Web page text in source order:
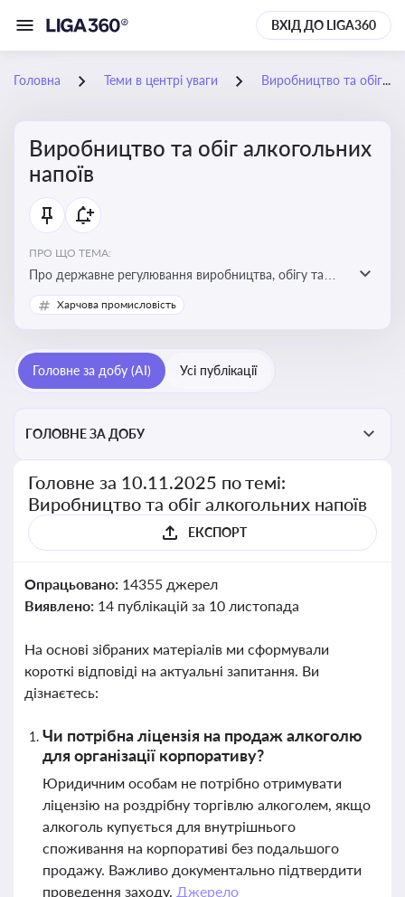
ВХІД ДО LIGA360
Головна Теми в центрі уваги Виробництво та обіг алкогольних напоїв
Виробництво та обіг алкогольних
напоїв
ПРО ЩО ТЕМА:
Про державне регулювання виробництва, обігу та
оподаткування алкогольної продукції, про
ліцензування та правові ризики
Харчова промисловість
Головне за добу (AI) Усі публікації
ГОЛОВНЕ ЗА ДОБУ
Головне за 10.11.2025 по темі:
Виробництво та обіг алкогольних напоїв
ЕКСПОРТ
Опрацьовано: 14355 джерел
Виявлено: 14 публікацій за 10 листопада
На основі зібраних матеріалів ми сформували
короткі відповіді на актуальні запитання. Ви
дізнаєтесь:
Чи потрібна ліцензія на продаж алкоголю
для організації корпоративу?
Юридичним особам не потрібно отримувати
ліцензію на роздрібну торгівлю алкоголем, якщо
алкоголь купується для внутрішнього
споживання на корпоративі без подальшого
продажу. Важливо документально підтвердити
проведення заходу. Джерело